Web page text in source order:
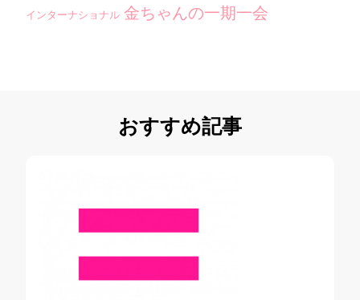
インターナショナル 金ちゃんの一期一会
おすすめ記事